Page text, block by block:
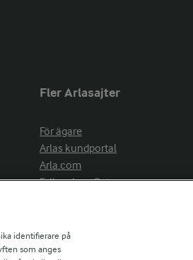
Fler Arlasajter
För ägare
Arlas kundportal
Arla.com
Falbygdens Ost
identifierare på
som anges